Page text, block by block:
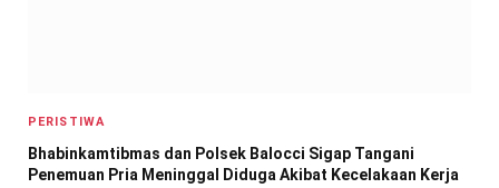
PERISTIWA
Bhabinkamtibmas dan Polsek Balocci Sigap Tangani
Penemuan Pria Meninggal Diduga Akibat Kecelakaan Kerja